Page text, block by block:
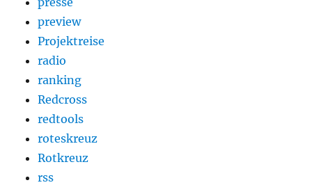
preview
Projektreise
radio
ranking
Redcross
redtools
roteskreuz
Rotkreuz
rss